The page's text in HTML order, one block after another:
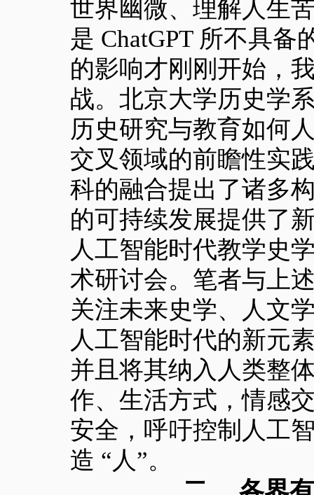
世界幽微、理解人生
是 ChatGPT 所不具
的影响才刚刚开始，
战。北京大学历史学
历史研究与教育如何
交叉领域的前瞻性实
科的融合提出了诸多
的可持续发展提供了
人工智能时代教学史
术研讨会。笔者与上
关注未来史学、人文
人工智能时代的新元
并且将其纳入人类整
作、生活方式，情感
安全，呼吁控制人工
造 “人”。